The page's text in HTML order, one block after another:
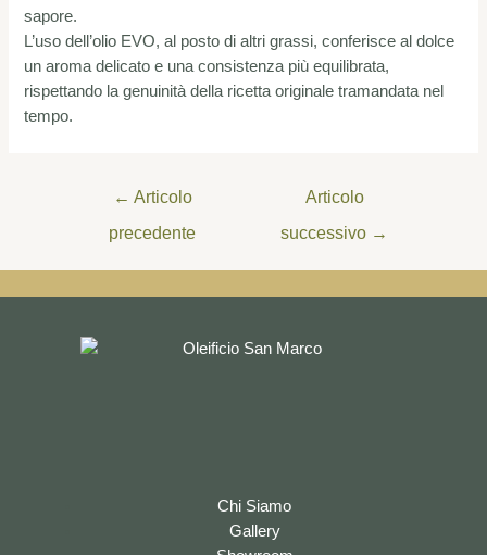
sapore.
L’uso dell’olio EVO, al posto di altri grassi, conferisce al dolce
un aroma delicato e una consistenza più equilibrata,
rispettando la genuinità della ricetta originale tramandata nel
tempo.
← Articolo
precedente
Articolo
successivo →
Chi Siamo
Gallery